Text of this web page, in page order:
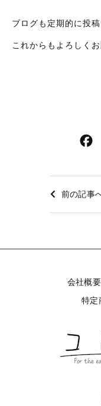
ブログも定期的に投稿
これからもよろしく
k
前の記事
会社概要
特定